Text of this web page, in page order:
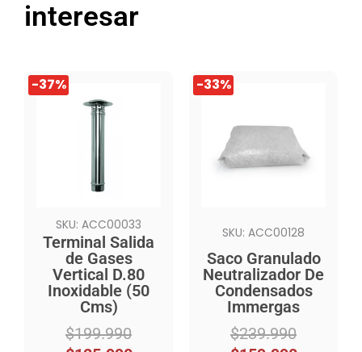
interesar
-37%
SKU: ACC00033
Terminal Salida
de Gases
Vertical D.80
Inoxidable (50
Cms)
$199.990
El
precio
$199.990.
El
precio
$125.990.
-33%
SKU: ACC00128
Saco Granulado
Neutralizador De
Condensados
Immergas
$239.990
El
precio
original
era:
$239.990.
El
precio
actual
$159.990.